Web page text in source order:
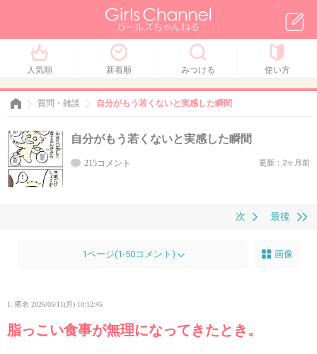
人気順 新着順 みつける 使い方
質問・雑談 自分がもう若くないと実感した瞬間
自分がもう若くないと実感した瞬間
215コメント 更新：2ヶ月前
最後
次
1ページ(1-50コメント) 画像
1. 匿名 2026/05/11(月) 10:12:45
脂っこい食事が無理になってきたとき。